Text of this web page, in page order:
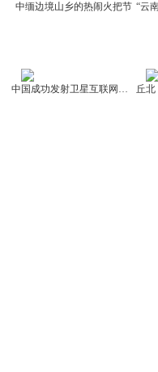
中缅边境山乡的热闹火把节
中国成功发射卫星互联网高轨卫星